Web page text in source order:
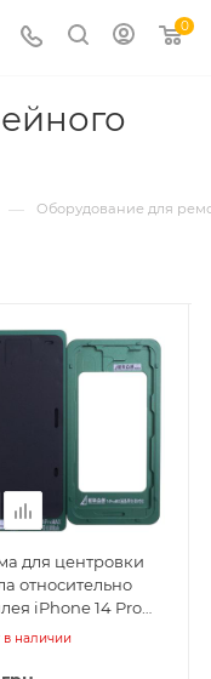
0
— Оборудование для
для центровки
относительно
iPhone 14 Pro
в наличии